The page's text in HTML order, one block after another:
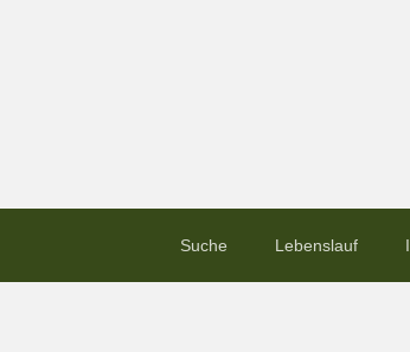
Suche Lebenslauf